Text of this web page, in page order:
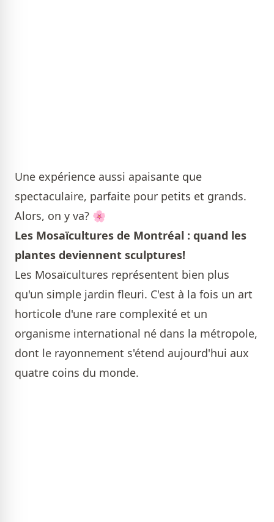
Une expérience aussi apaisante que
spectaculaire, parfaite pour petits et grands.
Alors, on y va? 🌸
Les Mosaïcultures de Montréal : quand les
plantes deviennent sculptures!
Les Mosaïcultures représentent bien plus
qu'un simple jardin fleuri. C'est à la fois un art
horticole d'une rare complexité et un
organisme international né dans la métropole,
dont le rayonnement s'étend aujourd'hui aux
quatre coins du monde.